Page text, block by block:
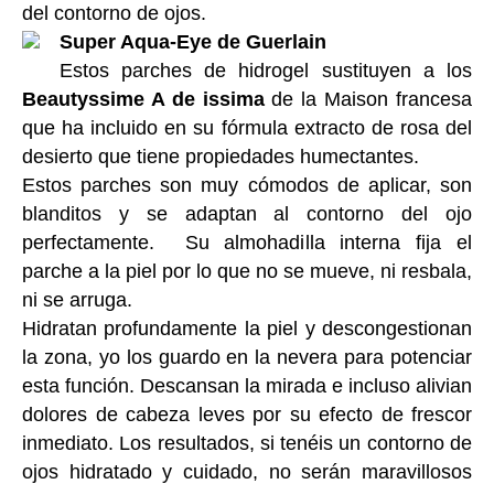
del contorno de ojos.
Super Aqua-Eye de Guerlain
Estos parches de hidrogel sustituyen a los
Beautyssime A de issimade la Maison francesa
que ha incluido en su fórmula extracto de rosa del
desierto que tiene propiedades humectantes.
Estos parches son muy cómodos de aplicar, son
blanditos y se adaptan al contorno del ojo
perfectamente. Su almohadilla interna fija el
parche a la piel por lo que no se mueve, ni resbala,
ni se arruga.
Hidratan profundamente la piel y descongestionan
la zona, yo los guardo en la nevera para potenciar
esta función. Descansan la mirada e incluso alivian
dolores de cabeza leves por su efecto de frescor
inmediato. Los resultados, si tenéis un contorno de
ojos hidratado y cuidado, no serán maravillosos